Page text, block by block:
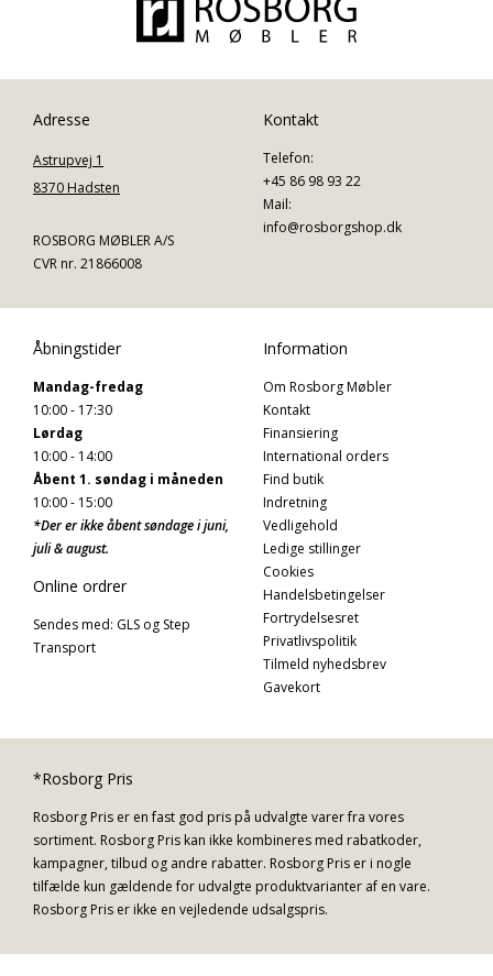
Adresse
Astrupvej 1
8370 Hadsten
ROSBORG MØBLER A/S
CVR nr. 21866008
Kontakt
Telefon:
+45 86 98 93 22
Mail:
info@rosborgshop.dk
Åbningstider
Mandag-fredag
10:00 - 17:30
Lørdag
10:00 - 14:00
Åbent 1. søndag i måneden
10:00 - 15:00
*Der er ikke åbent søndage i juni,
juli & august.
Online ordrer
Sendes med: GLS og Step
Transport
Information
Om Rosborg Møbler
Kontakt
Finansiering
International orders
Find butik
Indretning
Vedligehold
Ledige stillinger
Cookies
Handelsbetingelser
Fortrydelsesret
Privatlivspolitik
Tilmeld nyhedsbrev
Gavekort
*Rosborg Pris
Rosborg Pris er en fast god pris på udvalgte varer fra vores
sortiment. Rosborg Pris kan ikke kombineres med rabatkoder,
kampagner, tilbud og andre rabatter. Rosborg Pris er i nogle
tilfælde kun gældende for udvalgte produktvarianter af en vare.
Rosborg Pris er ikke en vejledende udsalgspris.